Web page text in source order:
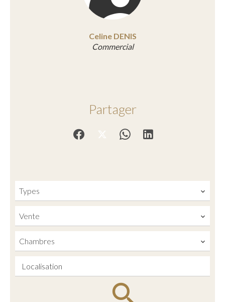
Celine DENIS
Commercial
Partager
Types
Vente
Chambres
Localisation